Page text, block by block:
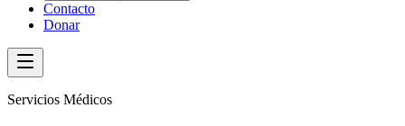
Contacto
Donar
Servicios Médicos